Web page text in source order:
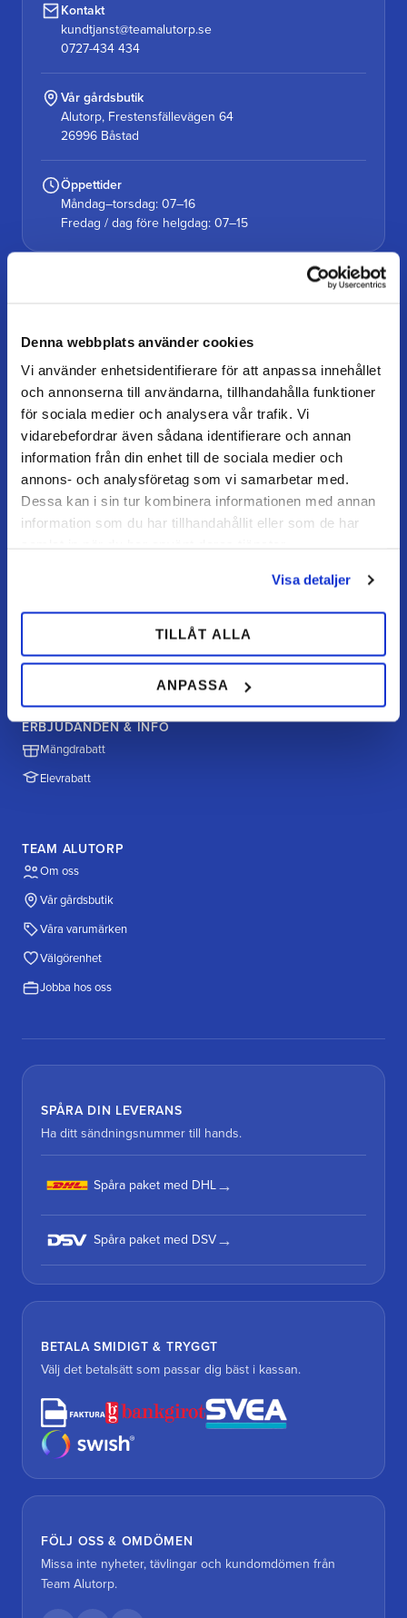
Denna webbplats använder cookies
Vi använder enhetsidentifierare för att anpassa innehållet
och annonserna till användarna, tillhandahålla funktioner
för sociala medier och analysera vår trafik. Vi
vidarebefordrar även sådana identifierare och annan
information från din enhet till de sociala medier och
annons- och analysföretag som vi samarbetar med.
Dessa kan i sin tur kombinera informationen med annan
information som du har tillhandahållit eller som de har
Visa detaljer
TILLÅT ALLA
ANPASSA
Kontakt
kundtjanst@teamalutorp.se
0727-434 434
Vår gårdsbutik
Alutorp, Frestensfällevägen 64
26996 Båstad
Öppettider
Måndag–torsdag: 07–16
Fredag / dag före helgdag: 07–15
FAQ
Retur / ångra köp
Köpvillkor
Policy & cookies
ERBJUDANDEN & INFO
Mängdrabatt
Elevrabatt
TEAM ALUTORP
Om oss
Vår gårdsbutik
Våra varumärken
Välgörenhet
Jobba hos oss
SPÅRA DIN LEVERANS
Ha ditt sändningsnummer till hands.
Spåra paket med DHL
Spåra paket med DSV
BETALA SMIDIGT & TRYGGT
Välj det betalsätt som passar dig bäst i kassan.
FÖLJ OSS & OMDÖMEN
Missa inte nyheter, tävlingar och kundomdömen från
Team Alutorp.